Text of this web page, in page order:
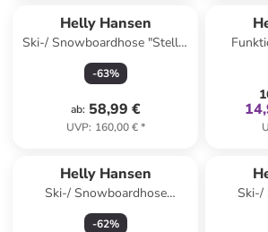
Helly Hansen
Ski-/ Snowboardhose "Stellar
Bib" in Türkis
-63%
ab: 58,99 €
UVP: 160,00 €*
Helly Hansen
Ski-/ Snowboardhose
"Powder" in Flieder
-62%
Ski-/